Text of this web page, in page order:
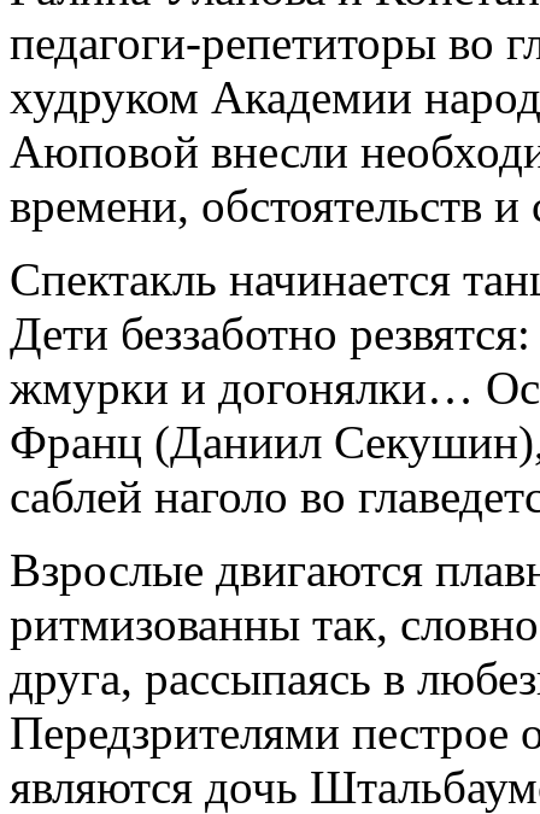
педагоги-репетиторы во
худруком Академии
Аюповой внесли
времени, обстоятельств и
Спектакль начинается
Дети беззаботно
жмурки и догонялки…
Франц (Даниил
саблей наголо во
Взрослые двигаются
ритмизованны так,
друга, рассыпаясь в
Передзрителями пестрое
являются дочь